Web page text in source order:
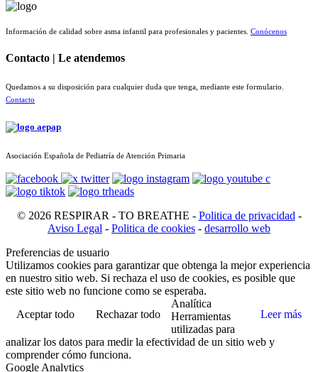
Información de calidad sobre asma infantil para profesionales y pacientes. Conócenos
Contacto | Le atendemos
Quedamos a su disposición para cualquier duda que tenga, mediante este formulario.
Contacto
Asociación Española de Pediatría de Atención Primaria
© 2026 RESPIRAR - TO BREATHE - Politica de privacidad -
Aviso Legal - Politica de cookies - desarrollo web
Preferencias de usuario
Utilizamos cookies para garantizar que obtenga la mejor experiencia
en nuestro sitio web. Si rechaza el uso de cookies, es posible que
este sitio web no funcione como se esperaba.
Aceptar todo
Rechazar todo Leer más
Analítica
Herramientas
utilizadas para
analizar los datos para medir la efectividad de un sitio web y
comprender cómo funciona.
Google Analytics